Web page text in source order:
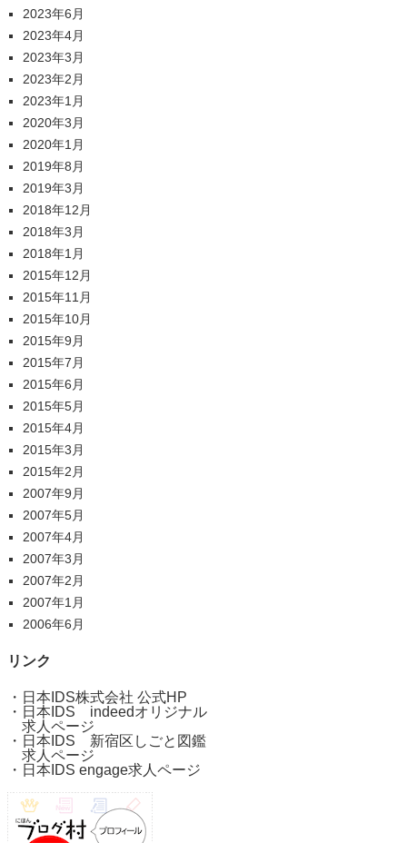
2023年6月
2023年4月
2023年3月
2023年2月
2023年1月
2020年3月
2020年1月
2019年8月
2019年3月
2018年12月
2018年3月
2018年1月
2015年12月
2015年11月
2015年10月
2015年9月
2015年7月
2015年6月
2015年5月
2015年4月
2015年3月
2015年2月
2007年9月
2007年5月
2007年4月
2007年3月
2007年2月
2007年1月
2006年6月
リンク
・ 日本IDS株式会社 公式HP
・ 日本IDS indeedオリジナル
求人ページ
・ 日本IDS 新宿区しごと図鑑
求人ページ
・ 日本IDS engage求人ページ